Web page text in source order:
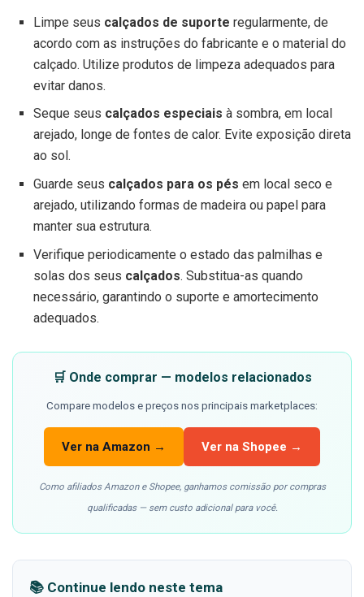
Limpe seus calçados de suporte regularmente, de
acordo com as instruções do fabricante e o material do
calçado. Utilize produtos de limpeza adequados para
evitar danos.
Seque seus calçados especiais à sombra, em local
arejado, longe de fontes de calor. Evite exposição direta
ao sol.
Guarde seus calçados para os pés em local seco e
arejado, utilizando formas de madeira ou papel para
manter sua estrutura.
Verifique periodicamente o estado das palmilhas e
solas dos seus calçados. Substitua-as quando
necessário, garantindo o suporte e amortecimento
adequados.
🛒 Onde comprar — modelos relacionados
Compare modelos e preços nos principais marketplaces:
Ver na Amazon → Ver na Shopee →
Como afiliados Amazon e Shopee, ganhamos comissão por compras
qualificadas — sem custo adicional para você.
📚 Continue lendo neste tema